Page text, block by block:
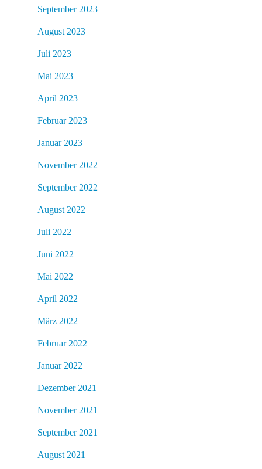
September 2023
August 2023
Juli 2023
Mai 2023
April 2023
Februar 2023
Januar 2023
November 2022
September 2022
August 2022
Juli 2022
Juni 2022
Mai 2022
April 2022
März 2022
Februar 2022
Januar 2022
Dezember 2021
November 2021
September 2021
August 2021